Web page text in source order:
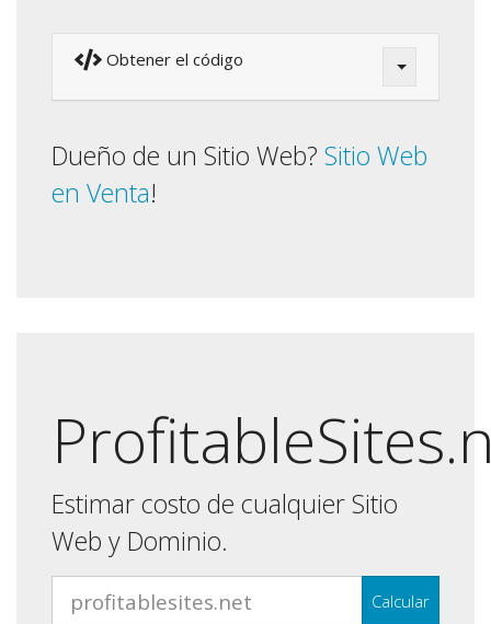
Obtener el código
Dueño de un Sitio Web? Sitio Web
en Venta!
Estimar costo de cualquier Sitio
Web y Dominio.
Calcular